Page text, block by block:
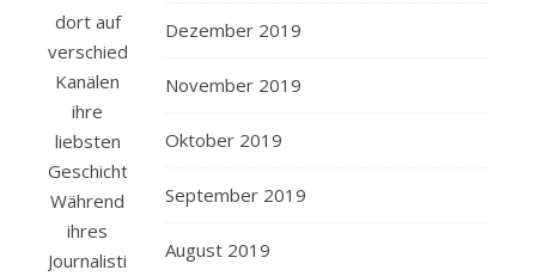
dort auf
verschiedenen
Kanälen
ihre
liebsten
Geschichten.
Während
ihres
Journalistik-
Dezember 2019
November 2019
Oktober 2019
September 2019
August 2019